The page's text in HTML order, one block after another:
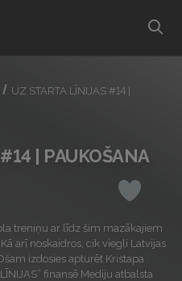
UZ STARTA LĪNIJAS #14 |
| PAUKOŠANA
Like
treniņu ar līdz šim mazākajiem
arī noskaidros, cik viegli Latvijas
izdosies apturēt Kristapa
finansē Mediju atbalsta